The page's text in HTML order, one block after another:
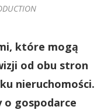
które mogą
od obu stron
nieruchomości.
gospodarce